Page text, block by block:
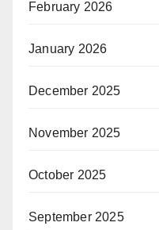
February 2026
January 2026
December 2025
November 2025
October 2025
September 2025